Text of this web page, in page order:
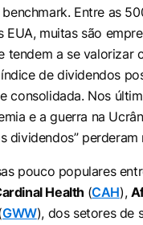
benchmark. Entre as
EUA, muitas são
tendem a se valorizar
de dividendos
consolidada. Nos
e a guerra na
dividendos” perderam
pouco populares
Health (CAH),
GWW), dos setores de